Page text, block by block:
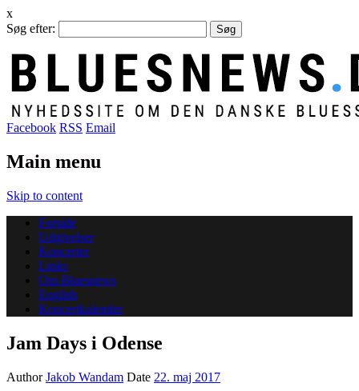
x
Søg efter:
Facebook RSS Email
Main menu
Skip to content
Forside
Udgivelser
Koncerter
Links
Om Bluesnews
English
Koncertkalender
Jam Days i Odense
AuthorJakob Wandam Date 22. maj 2017